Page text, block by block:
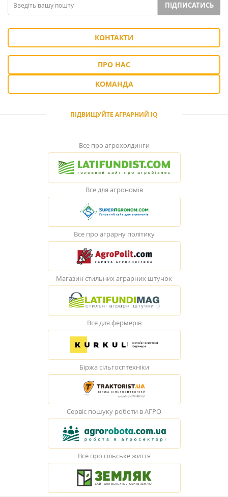
ПІДПИСАТИСЬ
КОНТАКТИ
ПРО НАС
КОМАНДА
ПІДВИЩУЙТЕ АГРАРНИЙ IQ
Все про агрохолдинги
Все для агрономів
Все про аграрну політику
Магазин стильних аграрних штучок
Все для фермерів
Біржа сільгосптехніки
Сервіс пошуку роботи в АГРО
Все про сільське життя